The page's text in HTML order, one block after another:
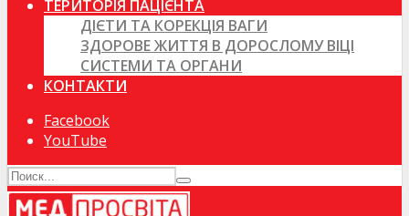
ТЕРИТОРІЯ ПАЦІЄНТА
ДІЄТИ ТА КОРЕКЦІЯ ВАГИ
ЗДОРОВЕ ЖИТТЯ В ДОРОСЛОМУ ВІЦІ
СИСТЕМИ ТА ОРГАНИ
КОНТАКТИ
Facebook
YouTube